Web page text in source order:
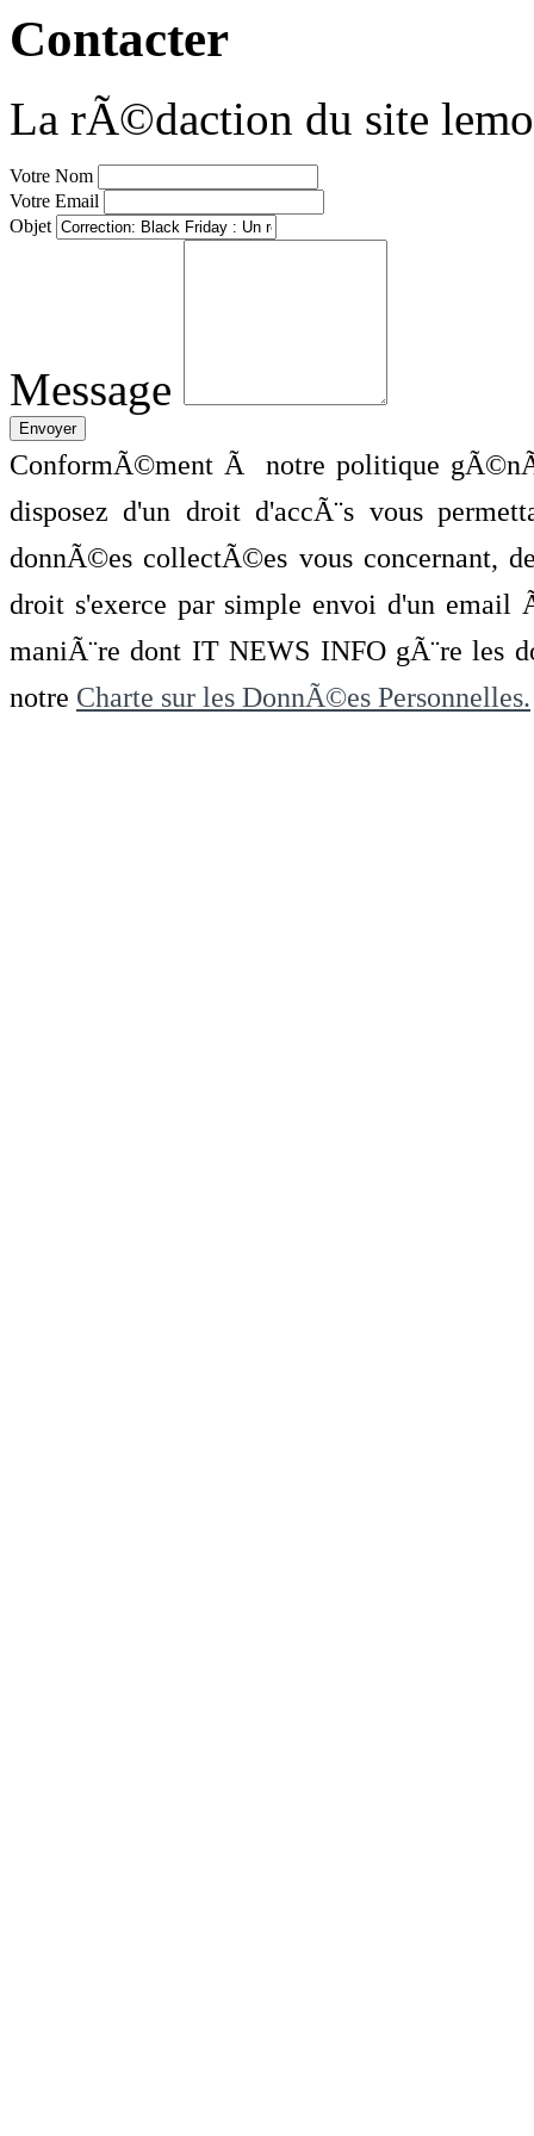
Contacter
La rÃ©daction du site
Votre Nom
Votre Email
Objet
Message
ConformÃ©ment Ã notre politique
disposez d'un droit d'accÃ¨s vous
donnÃ©es collectÃ©es vous concernant,
droit s'exerce par simple envoi d'un
maniÃ¨re dont IT NEWS INFO gÃ¨re les
notre Charte sur les DonnÃ©es Personnelles.